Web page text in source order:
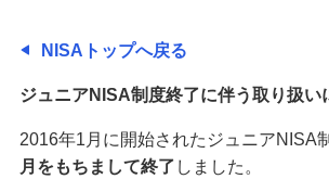
みずほNISAカフェ
ジュニアNISA
NISA口座の金融機関変更ガイド
NISAトップへ戻る
ジュニアNISA制度終了に伴う取り扱い
2016年1月に開始されたジュニアNISA
月をもちまして終了 しました。